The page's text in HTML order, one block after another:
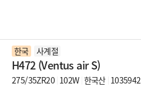
한국 사계절
H472 (Ventus air S)
275/35ZR20 102W 한국산 1035942